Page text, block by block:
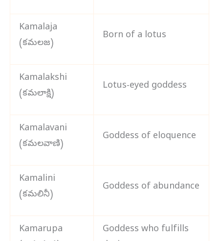
Kamalaja
(కమలజ)
Born of a lotus
Kamalakshi
(కమలాక్షి)
Lotus-eyed goddess
Kamalavani
(కమలవాణి)
Goddess of eloquence
Kamalini
(కమలినీ)
Goddess of abundance
Kamarupa
Goddess who fulfills